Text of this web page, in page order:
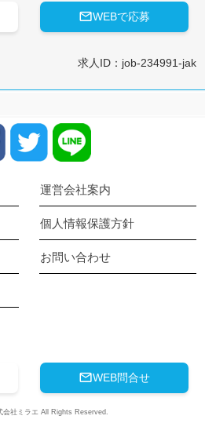
WEBで応募
求人ID：job-234991-jak
運営会社案内
個人情報保護方針
お問い合わせ
WEB問合せ
社ミラエ All Rights Reserved.